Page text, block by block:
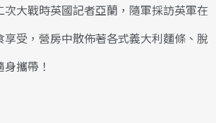
大戰時英國記者亞蘭，隨軍採訪英軍在
受，營房中散佈著各式義大利麵條、脫
攜帶！